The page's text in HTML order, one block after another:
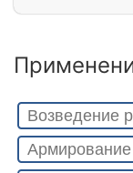
Возведение
Армирование